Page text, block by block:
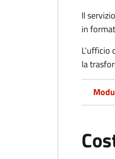
Il
in
L'ufficio
la